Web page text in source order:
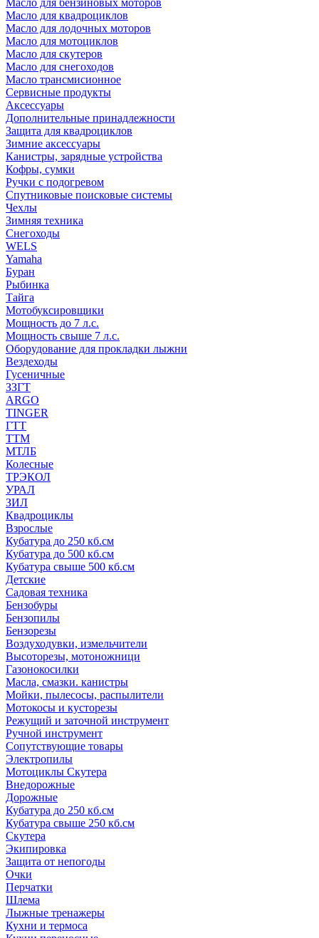
Масло для бензиновых моторов
Масло для квадроциклов
Масло для лодочных моторов
Масло для мотоциклов
Масло для скутеров
Масло для снегоходов
Масло трансмисионное
Сервисные продукты
Аксессуары
Дополнительные принадлежности
Защита для квадроциклов
Зимние аксессуары
Канистры, зарядные устройства
Кофры, сумки
Ручки с подогревом
Спутниковые поисковые системы
Чехлы
Зимняя техника
Снегоходы
WELS
Yamaha
Буран
Рыбинка
Тайга
Мотобуксировщики
Мощность до 7 л.с.
Мощность свыше 7 л.с.
Оборудование для прокладки лыжни
Вездеходы
Гусеничные
ЗЗГТ
ARGO
TINGER
ГТТ
ТТМ
МТЛБ
Колесные
ТРЭКОЛ
УРАЛ
ЗИЛ
Квадроциклы
Взрослые
Кубатура до 250 кб.см
Кубатура до 500 кб.см
Кубатура свыше 500 кб.см
Детские
Садовая техника
Бензобуры
Бензопилы
Бензорезы
Воздуходувки, измельчители
Высоторезы, мотоножници
Газонокосилки
Масла, смазки. канистры
Мойки, пылесосы, распылители
Мотокосы и кусторезы
Режущий и заточной инструмент
Ручной инструмент
Сопутствующие товары
Электропилы
Мотоциклы Скутера
Внедорожные
Дорожные
Кубатура до 250 кб.см
Кубатура свыше 250 кб.см
Скутера
Экипировка
Защита от непогоды
Очки
Перчатки
Шлема
Лыжные тренажеры
Кухни и термоса